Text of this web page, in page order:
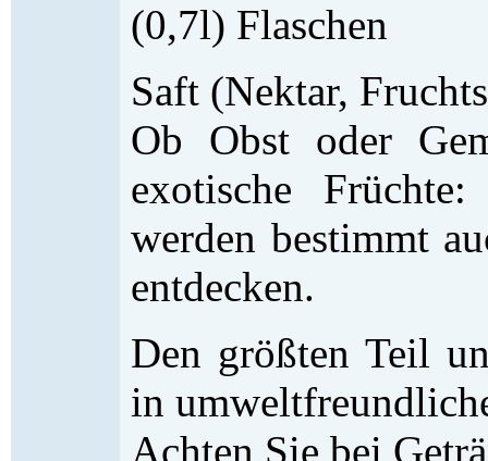
(0,7l) Flaschen
Saft (Nektar,
Ob Obst oder
exotische
werden bestimmt
entdecken.
Den größten Teil
in
Achten Sie bei